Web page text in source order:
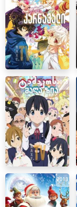
2013
2013